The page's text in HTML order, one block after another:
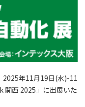
2025年11月19日(水)-11
関西 2025」に出展いた